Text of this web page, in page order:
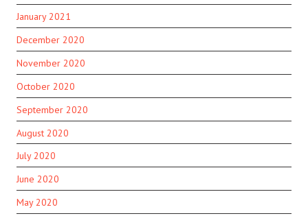
January 2021
December 2020
November 2020
October 2020
September 2020
August 2020
July 2020
June 2020
May 2020